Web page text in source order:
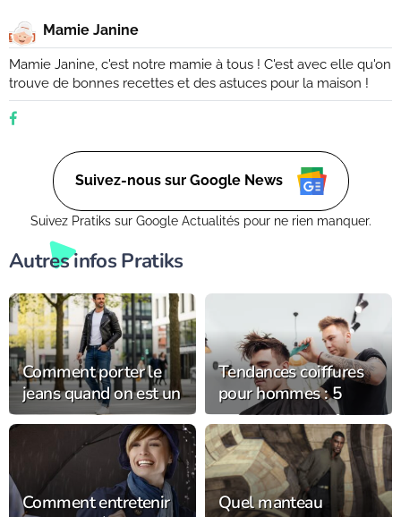
Mamie Janine
Mamie Janine, c'est notre mamie à tous ! C'est avec elle qu'on
trouve de bonnes recettes et des astuces pour la maison !
Suivez-nous sur Google News
Suivez Pratiks sur Google Actualités pour ne rien manquer.
Autres infos Pratiks
Comment porter le
jeans quand on est un
homme au quotidien
Tendances coiffures
pour hommes : 5
coupes et styles en
vogue cette année
Comment entretenir
Quel manteau